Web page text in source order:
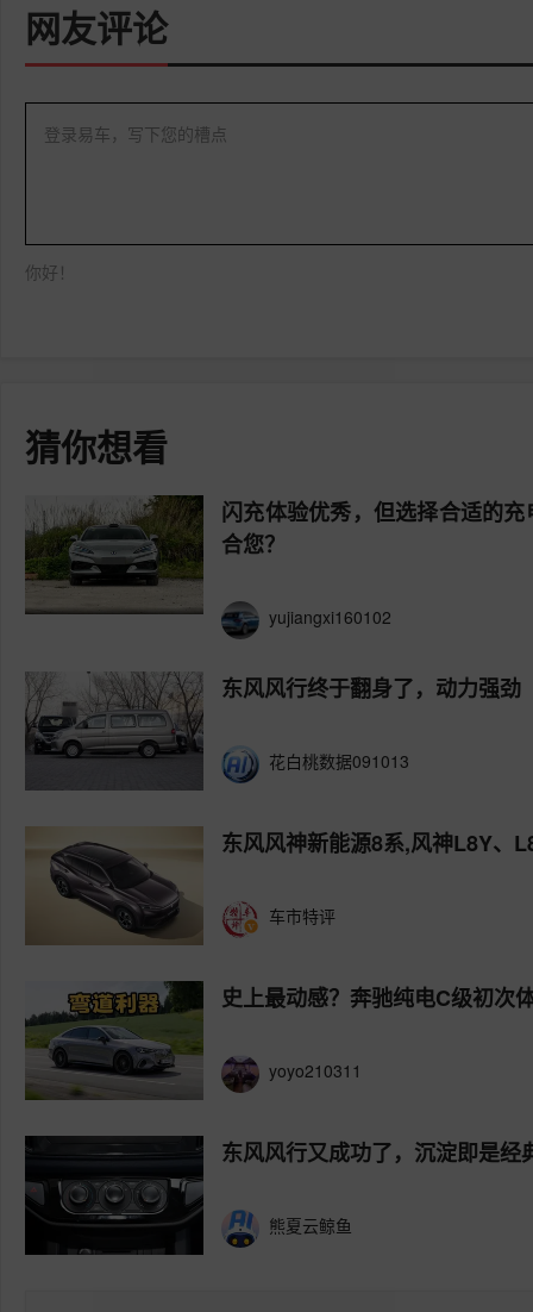
网友评论
登录易车，写下您的槽点
你好！
猜你想看
闪充体验优秀，但选择合适的
合您？
yujiangxi160102
东风风行终于翻身了，动力强劲
花白桃数据091013
东风风神新能源8系,风神L8Y、
车市特评
史上最动感？奔驰纯电C级初次
yoyo210311
东风风行又成功了，沉淀即是经
熊夏云鲸鱼